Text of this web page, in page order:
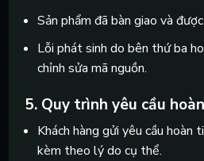
Sản phẩm đã bàn giao và
Lỗi phát sinh do bên thứ ba
chỉnh sửa mã nguồn.
5. Quy trình yêu cầu
Khách hàng gửi yêu cầu hoàn
kèm theo lý do cụ thể.